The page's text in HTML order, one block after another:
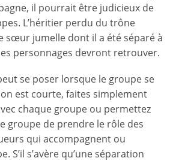
il pourrait être judicieux de
L’héritier perdu du trône
sœur jumelle dont il a été séparé à
personnages devront retrouver.
se poser lorsque le groupe se
est courte, faites simplement
chaque groupe ou permettez
groupe de prendre le rôle des
qui accompagnent ou
S’il s’avère qu’une séparation